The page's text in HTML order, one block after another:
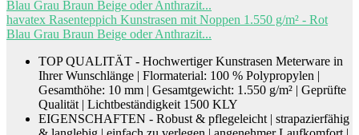
havatex Rasenteppich Kunstrasen mit Noppen 1.550 g/m² - Rot
Blau Grau Braun Beige oder Anthrazit...
TOP QUALITÄT - Hochwertiger Kunstrasen Meterware in
Ihrer Wunschlänge | Flormaterial: 100 % Polypropylen |
Gesamthöhe: 10 mm | Gesamtgewicht: 1.550 g/m² | Geprüfte
Qualität | Lichtbeständigkeit 1500 KLY
EIGENSCHAFTEN - Robust & pflegeleicht | strapazierfähig